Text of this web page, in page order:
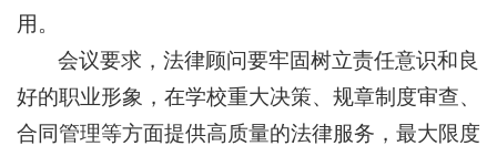
用。
会议要求，法律顾问要牢固树立责任意识和良
好的职业形象，在学校重大决策、规章制度审查、
合同管理等方面提供高质量的法律服务，最大限度